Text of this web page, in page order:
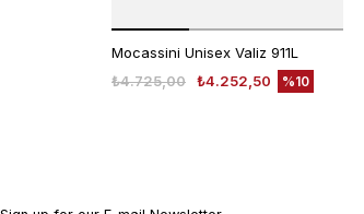
Mocassini Unisex Valiz 911L
₺4.252,50
₺4.725,00 %10